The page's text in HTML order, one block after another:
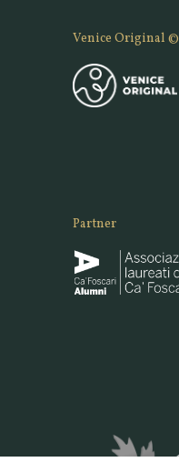
Venice Original ©
Partner